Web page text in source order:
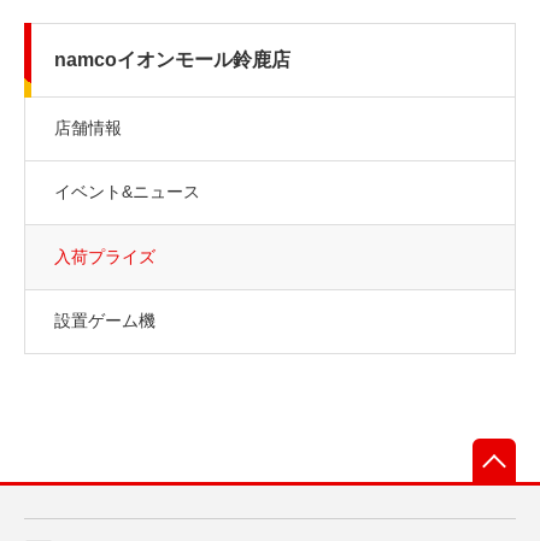
namcoイオンモール鈴鹿店
店舗情報
イベント&ニュース
入荷プライズ
設置ゲーム機